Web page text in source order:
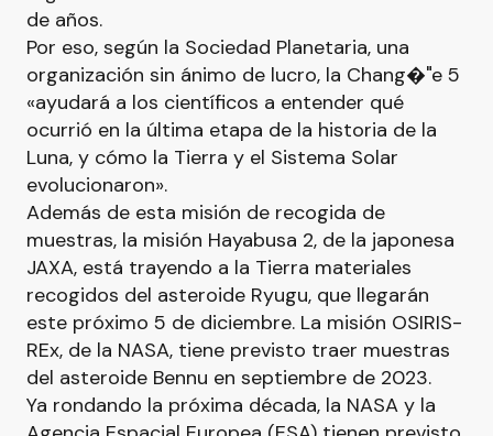
de años.
Por eso, según la Sociedad Planetaria, una
organización sin ánimo de lucro, la Chang�"e 5
«ayudará a los científicos a entender qué
ocurrió en la última etapa de la historia de la
Luna, y cómo la Tierra y el Sistema Solar
evolucionaron».
Además de esta misión de recogida de
muestras, la misión Hayabusa 2, de la japonesa
JAXA, está trayendo a la Tierra materiales
recogidos del asteroide Ryugu, que llegarán
este próximo 5 de diciembre. La misión OSIRIS-
REx, de la NASA, tiene previsto traer muestras
del asteroide Bennu en septiembre de 2023.
Ya rondando la próxima década, la NASA y la